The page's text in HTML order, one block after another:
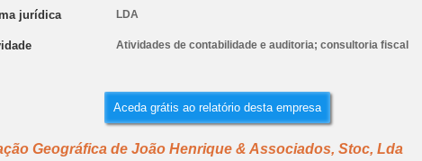
jurídica LDA
Atividades de contabilidade e auditoria; consultoria fiscal
Aceda grátis ao relatório desta empresa
Geográfica de João Henrique & Associados, Stoc, Lda